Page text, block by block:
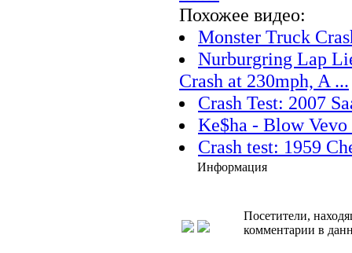
Похожее видео:
Monster Truck
Nurburgring Lap
Crash at 230mph, A ...
Crash Test: 2007
Ke$ha - Blow
Crash test: 1959
Информация
Посетители,
комментарии в